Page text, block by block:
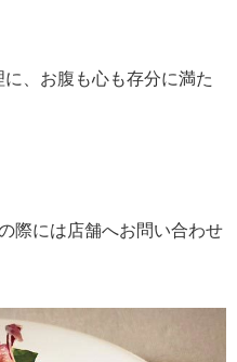
、お腹も心も存分に満た
際には店舗へお問い合わせ